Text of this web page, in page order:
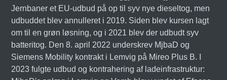
Jernbaner et EU-udbud på op til syv nye dieseltog, men
udbuddet blev annulleret i 2019. Siden blev kursen lagt
om til en grøn løsning, og i 2021 blev der udbudt syv
batteritog. Den 8. april 2022 underskrev MjbaD og
Siemens Mobility kontrakt i Lemvig på Mireo Plus B. I
2023 fulgte udbud og kontrahering af ladeinfrastruktur: